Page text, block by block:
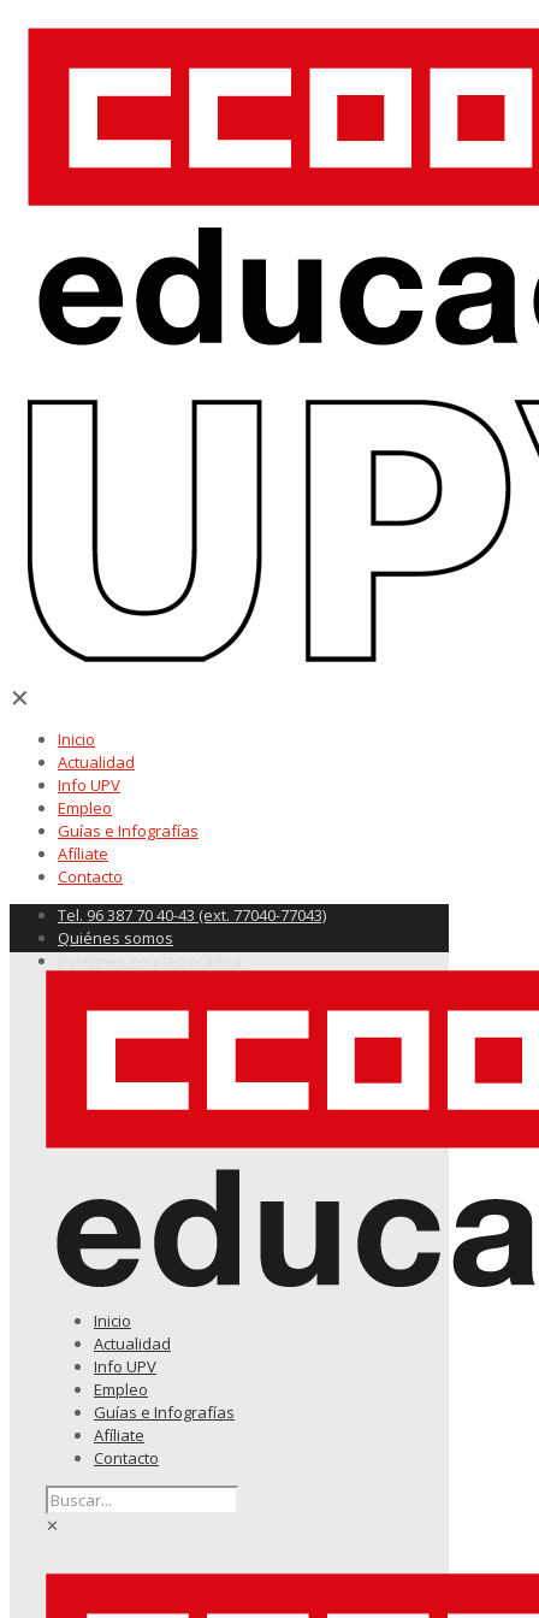
✕
Inicio
Actualidad
Info UPV
Empleo
Guías e Infografías
Afíliate
Contacto
Tel. 96 387 70 40-43 (ext. 77040-77043)
Quiénes somos
Inicio
Actualidad
Info UPV
Empleo
Guías e Infografías
Afíliate
Contacto
✕